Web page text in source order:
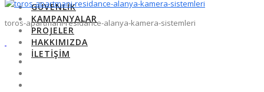
GÜVENLIK
KAMPANYALAR
PROJELER
HAKKIMIZDA
İLETIŞIM
toros-apartmani-residance-alanya-kamera-sistemleri